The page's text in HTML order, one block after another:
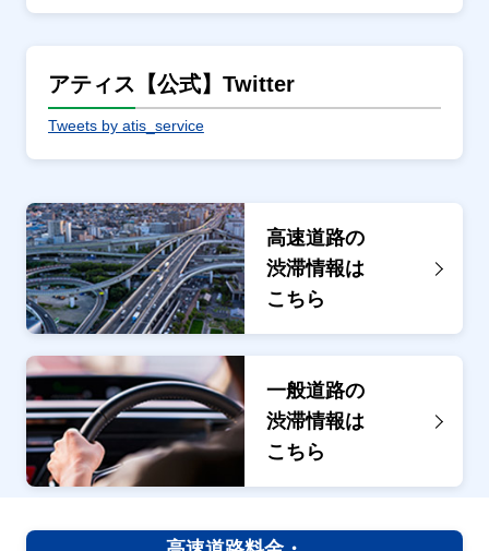
アティス【公式】Twitter
Tweets by atis_service
高速道路の
渋滞情報は
こちら
一般道路の
渋滞情報は
こちら